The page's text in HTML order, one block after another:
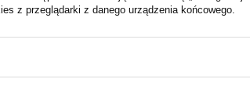
dostawa od 99 zł
z przeglądarki z danego urządzenia końcowego.